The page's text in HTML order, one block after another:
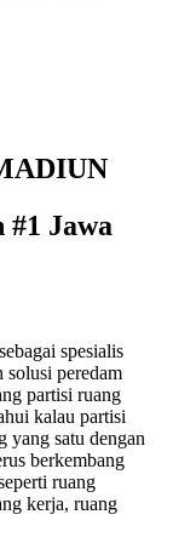
Jawa
spesialis
solusi peredam
partisi ruang
kalau partisi
yang satu dengan
berkembang
ruang
kerja, ruang